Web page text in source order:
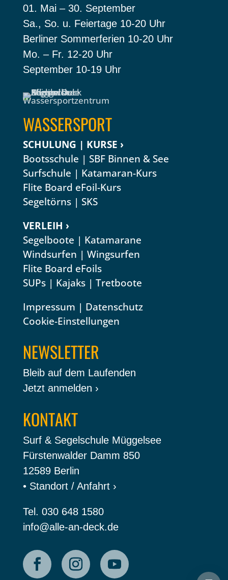
01. Mai – 30. September
Sa., So. u. Feiertage 10-20 Uhr
Berliner Sommerferien 10-20 Uhr
Mo. – Fr. 12-20 Uhr
September 10-19 Uhr
WASSERSPORT
SCHULUNG | KURSE ›
Bootsschule | SBF Binnen & See
Surfschule | Katamaran-Kurs
Flite Board eFoil-Kurs
Segeltörns| SKS
VERLEIH ›
Segelboote | Katamarane
Windsurfen | Wingsurfen
Flite Board eFoils
SUPs| Kajaks| Tretboote
Impressum | Datenschutz
Cookie-Einstellungen
NEWSLETTER
Bleib auf dem Laufenden
Jetzt anmelden ›
KONTAKT
Surf & Segelschule Müggelsee
Fürstenwalder Damm 850
12589 Berlin
• Standort / Anfahrt ›
Tel. 030 648 1580
info@alle-an-deck.de